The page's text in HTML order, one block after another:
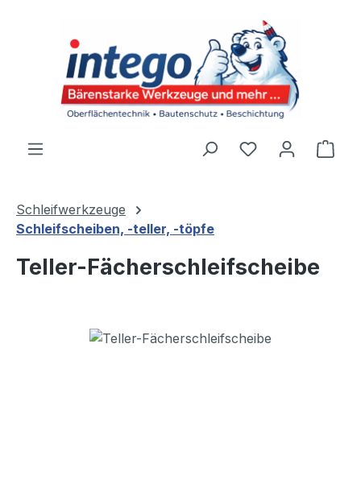
Du hast 0
Schleifwerkzeuge
Schleifscheiben, -teller, -töpfe
Teller-Fächerschleifscheibe
Bildergalerie überspringen